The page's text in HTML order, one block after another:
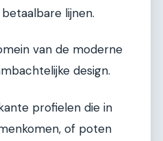
lijnen.
van de moderne
design.
profielen die in
of poten